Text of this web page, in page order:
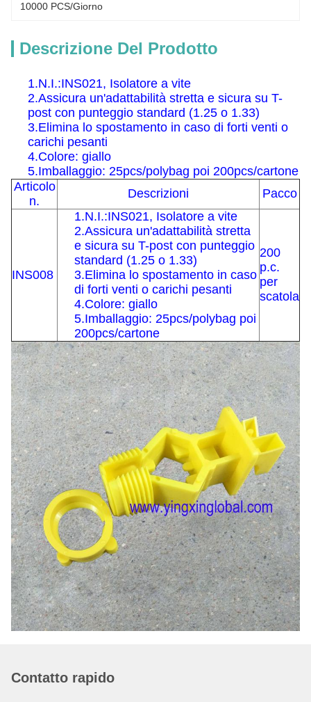
10000 PCS/Giorno
Descrizione Del Prodotto
1.N.I.:INS021, Isolatore a vite
2.Assicura un'adattabilità stretta e sicura su T-
post con punteggio standard (1.25 o 1.33)
3.Elimina lo spostamento in caso di forti venti o
carichi pesanti
4.Colore: giallo
5.Imballaggio: 25pcs/polybag poi 200pcs/cartone
Articolo
n.
Descrizioni Pacco
INS008
1.N.I.:INS021, Isolatore a vite
2.Assicura un'adattabilità stretta
e sicura su T-post con punteggio
standard (1.25 o 1.33)
3.Elimina lo spostamento in caso
di forti venti o carichi pesanti
4.Colore: giallo
5.Imballaggio: 25pcs/polybag poi
200pcs/cartone
200
p.c.
per
scatola
Contatto rapido